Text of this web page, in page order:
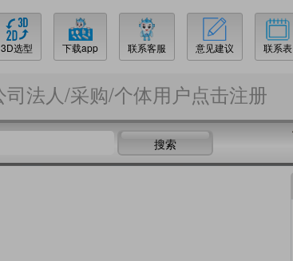
3D选型
下载app 联系客服 意见建议 联系表
司法人/采购/个体用户点击注册
搜索